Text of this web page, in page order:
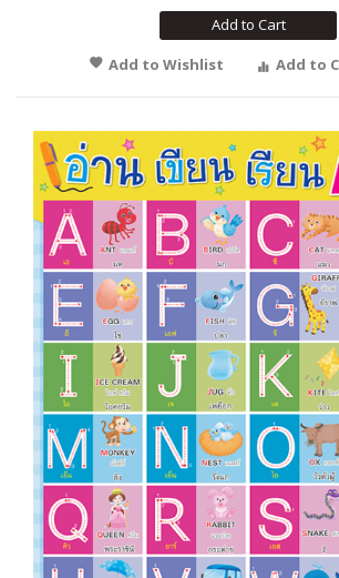
Add to Cart
Add to Wishlist
Add to